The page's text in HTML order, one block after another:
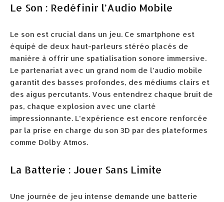
Le Son : Redéfinir l’Audio Mobile
Le son est crucial dans un jeu. Ce smartphone est
équipé de deux haut-parleurs stéréo placés de
manière à offrir une spatialisation sonore immersive.
Le partenariat avec un grand nom de l’audio mobile
garantit des basses profondes, des médiums clairs et
des aigus percutants. Vous entendrez chaque bruit de
pas, chaque explosion avec une clarté
impressionnante. L’expérience est encore renforcée
par la prise en charge du son 3D par des plateformes
comme Dolby Atmos.
La Batterie : Jouer Sans Limite
Une journée de jeu intense demande une batterie